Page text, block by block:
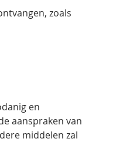
zoals
en
aanspraken van
middelen zal